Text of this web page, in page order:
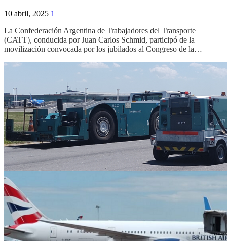
10 abril, 2025 1
La Confederación Argentina de Trabajadores del Transporte
(CATT), conducida por Juan Carlos Schmid, participó de la
movilización convocada por los jubilados al Congreso de la…